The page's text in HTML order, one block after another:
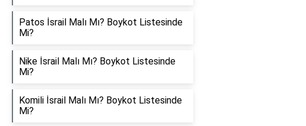
Patos İsrail Malı Mı? Boykot Listesinde
Mi?
Nike İsrail Malı Mı? Boykot Listesinde
Mi?
Komili İsrail Malı Mı? Boykot Listesinde
Mi?